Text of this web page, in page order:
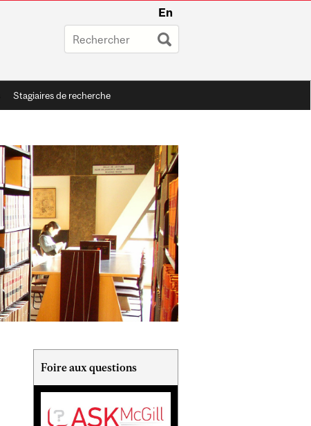
En
Stagiaires de recherche
Related
Content
Foire aux questions